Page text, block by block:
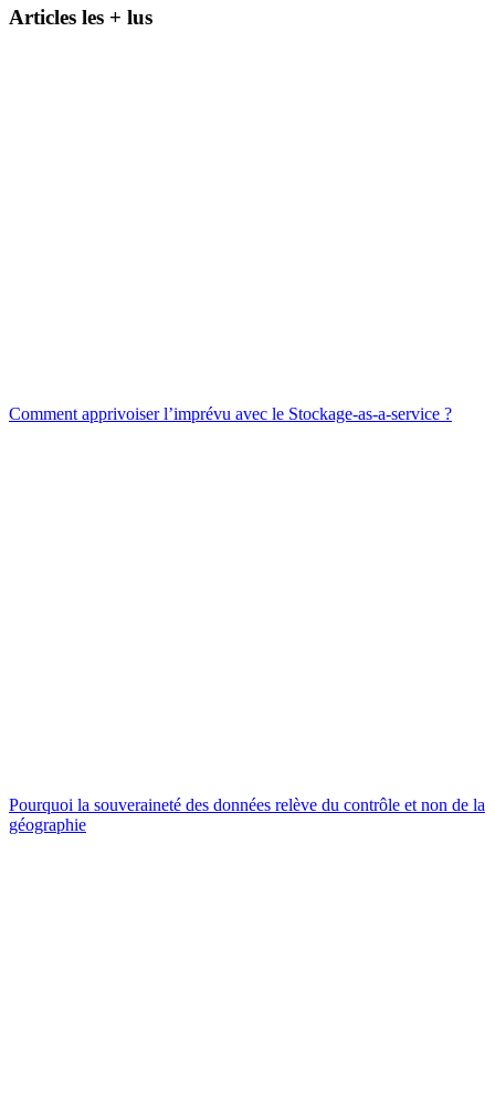
Articles les + lus
Comment apprivoiser l’imprévu avec le Stockage-as-a-service ?
Pourquoi la souveraineté des données relève du contrôle et non de la
géographie